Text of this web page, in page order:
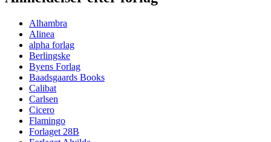
Alhambra
Alinea
alpha forlag
Berlingske
Byens Forlag
Baadsgaards Books
Calibat
Carlsen
Cicero
Flamingo
Forlaget 28B